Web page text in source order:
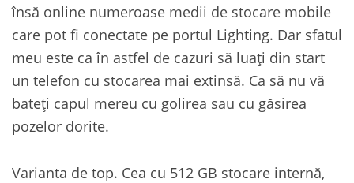
însă online numeroase medii de stocare mobile
care pot fi conectate pe portul Lighting. Dar sfatul
meu este ca în astfel de cazuri să luați din start
un telefon cu stocarea mai extinsă. Ca să nu vă
bateți capul mereu cu golirea sau cu găsirea
pozelor dorite.
Varianta de top. Cea cu 512 GB stocare internă,